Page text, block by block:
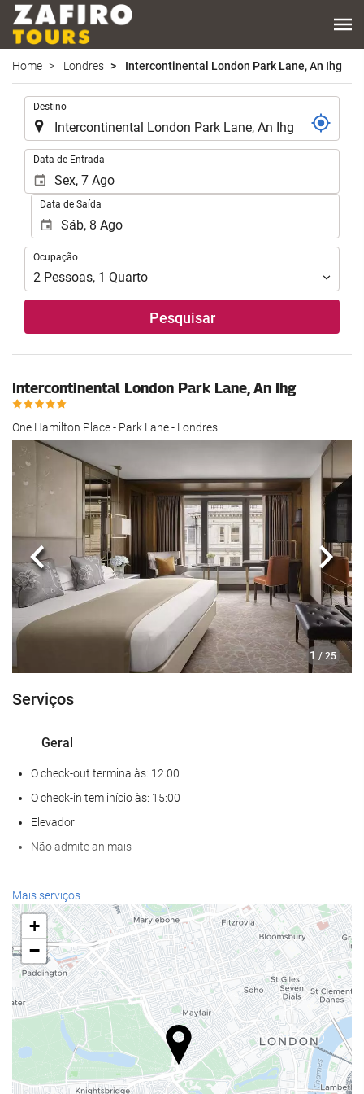
Home Londres Intercontinental London Park Lane, An Ihg
Destino
Data de Entrada
Data de Saída
Ocupação
Ocupação
2 Pessoas, 1 Quarto
Pesquisar
Intercontinental London Park Lane, An Ihg
One Hamilton Place - Park Lane - Londres
1 / 25
Anterior
Serviços
Geral
O check-out termina às: 12:00
O check-in tem início às: 15:00
Elevador
Não admite animais
Serviços de receção
Recepção disponível 24 horas
Sala para bagagem
Alimentação e bebidas
Restaurante à la carte
Bem-estar
Mais serviços
+
−